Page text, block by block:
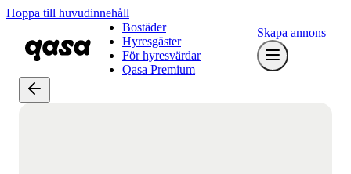
Hoppa till huvudinnehåll
Bostäder
Hyresgäster
För hyresvärdar
Qasa Premium
Skapa annons